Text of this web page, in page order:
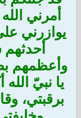
أمرني
يوازرني
وأعظمهم
يا نبيّ
برقبتي،